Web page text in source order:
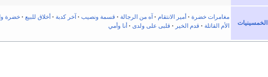
الخمسينيات
مغامرات خضرة أمير الانتقام آه من الرجالة قسمة ونصيب آخر كدبة أخلاق للبيع خضرة
الأم القاتلة
قدم الخير قلبى على ولدى أنا وأمي